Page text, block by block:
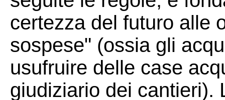
certezza del futuro alle
sospese" (ossia gli
usufruire delle case
giudiziario dei cantieri).